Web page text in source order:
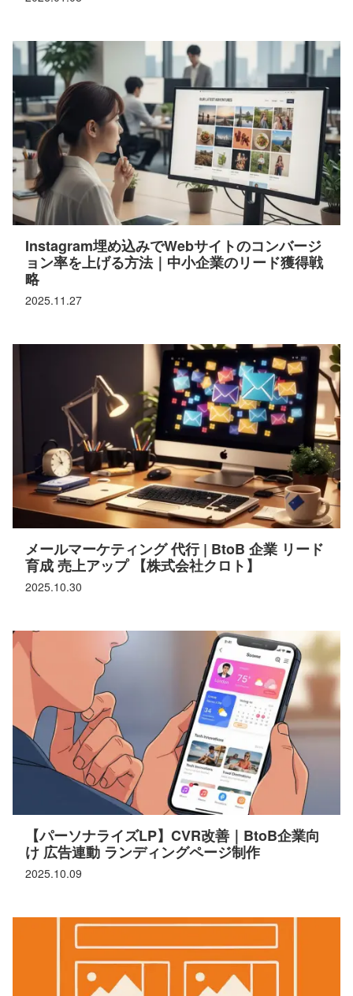
2025.11.27
Instagram埋め込みでWebサイトのコンバージ
ョン率を上げる方法｜中小企業のリード獲得戦
略
2025.10.30
メールマーケティング 代行 | BtoB 企業 リード
育成 売上アップ 【株式会社クロト】
2025.10.09
【パーソナライズLP】CVR改善｜BtoB企業向
け 広告連動 ランディングページ制作